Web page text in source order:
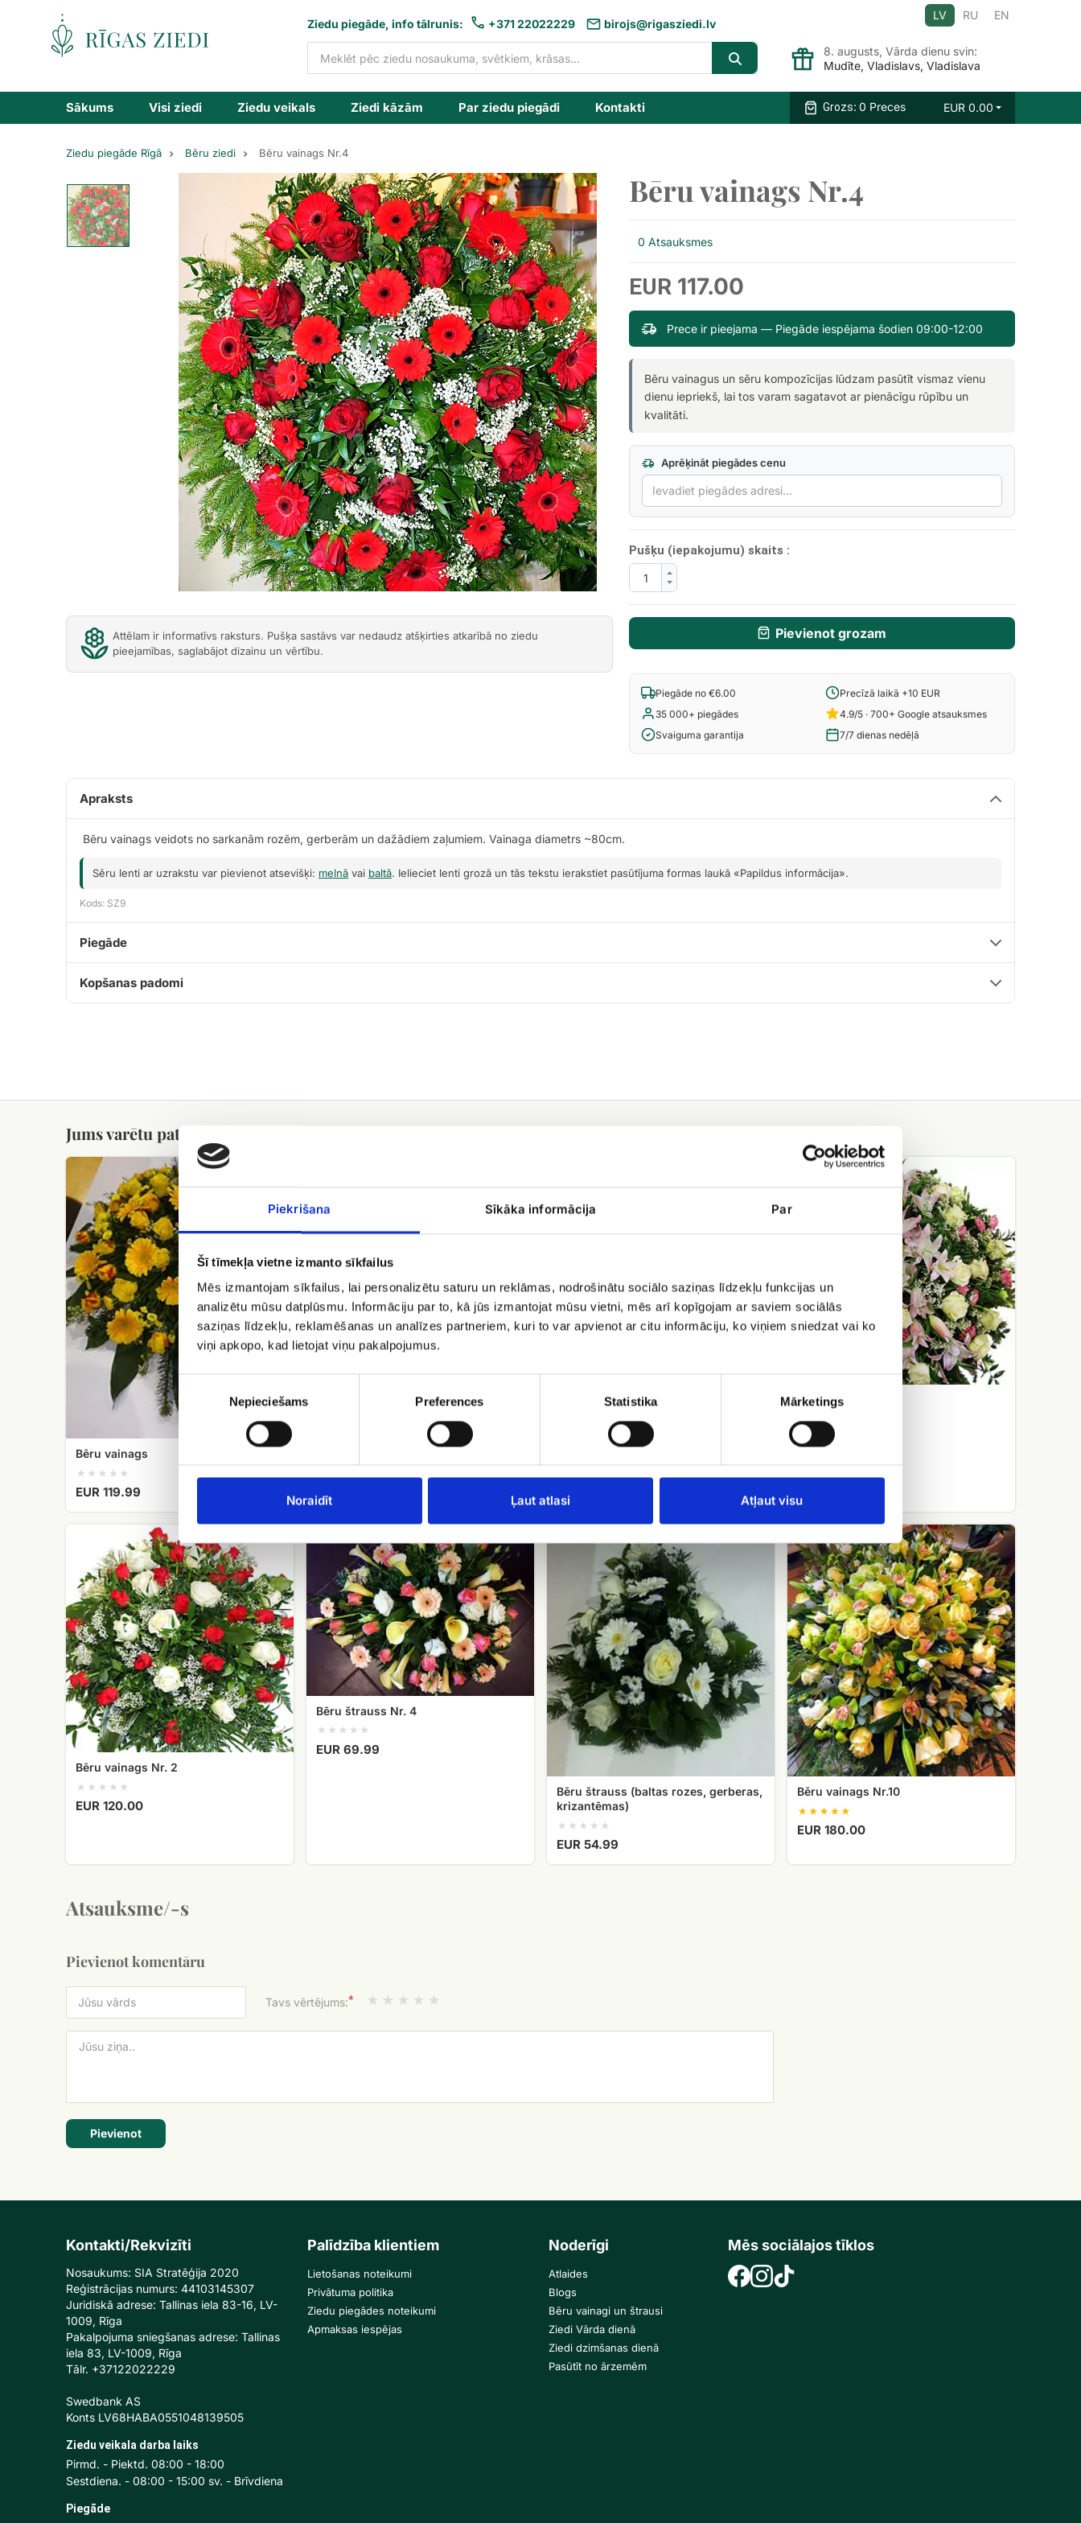
Piekrišana Sīkāka informācija Par
Šī tīmekļa vietne izmanto sīkfailus
Mēs izmantojam sīkfailus, lai personalizētu saturu un reklāmas, nodrošinātu sociālo saziņas līdzekļu funkcijas un
analizētu mūsu datplūsmu. Informāciju par to, kā jūs izmantojat mūsu vietni, mēs arī kopīgojam ar saviem sociālās
saziņas līdzekļu, reklamēšanas un analīzes partneriem, kuri to var apvienot ar citu informāciju, ko viņiem sniedzat vai ko
viņi apkopo, kad lietojat viņu pakalpojumus.
Nepieciešams Preferences Statistika Mārketings
Noraidīt Ļaut atlasi Atļaut visu
Ziedu
piegāde
Ziedu piegāde, info tālrunis: +371 22022229 birojs@rigasziedi.lv
LV RU EN
8. augusts, Vārda dienu svin:
Mudīte, Vladislavs, Vladislava
Sākums Visi ziedi Ziedu veikals Ziedi kāzām Par ziedu piegādi Kontakti Grozs: 0 Preces EUR 0.00
Ziedu piegāde Rīgā Bēru ziedi Bēru vainags Nr.4
Attēlam ir informatīvs raksturs. Pušķa sastāvs var nedaudz atšķirties atkarībā no ziedu
pieejamības, saglabājot dizainu un vērtību.
Bēru vainags Nr.4
0 Atsauksmes
EUR 117.00
Prece ir pieejama — Piegāde iespējama šodien 09:00-12:00
Bēru vainagus un sēru kompozīcijas lūdzam pasūtīt vismaz vienu
dienu iepriekš, lai tos varam sagatavot ar pienācīgu rūpību un
kvalitāti.
Aprēķināt piegādes cenu
Pušķu (iepakojumu) skaits :
Pievienot grozam
Piegāde no €6.00
Precīzā laikā +10 EUR
35 000+ piegādes
4.9/5 · 700+ Google atsauksmes
Svaiguma garantija
7/7 dienas nedēļā
Apraksts
Bēru vainags veidots no sarkanām rozēm, gerberām un dažādiem zaļumiem. Vainaga diametrs ~80cm.
Sēru lenti ar uzrakstu var pievienot atsevišķi: melnā vai baltā. Ielieciet lenti grozā un tās tekstu ierakstiet pasūtījuma formas laukā «Papildus informācija».
Kods: SZ9
Piegāde
Kopšanas padomi
Jums varētu patikt
Bēru
vainags
Bēru vainags
EUR 119.99
9
Bēru štrauss Nr. 9
Bēru vainags Nr.6
EUR 110.00
Bēru
Bēru vainags Nr.3
EUR 120.00
Bēru
Bēru vainags Nr. 2
EUR 120.00
štrauss
Bēru štrauss Nr. 4
EUR 69.99
štrauss
gerberas,
krizantēmas)
Bēru štrauss (baltas rozes, gerberas,
krizantēmas)
EUR 54.99
vainags
Nr.10
Bēru vainags Nr.10
EUR 180.00
Atsauksme/-s
Pievienot komentāru
Tavs vērtējums:*
Pievienot
Kontakti/Rekvizīti
Nosaukums: SIA Stratēģija 2020
Reģistrācijas numurs: 44103145307
Juridiskā adrese: Tallinas iela 83-16, LV-
1009, Rīga
Pakalpojuma sniegšanas adrese: Tallinas
iela 83, LV-1009, Rīga
Tālr. +37122022229
Swedbank AS
Konts LV68HABA0551048139505
Ziedu veikala darba laiks
Pirmd. - Piektd. 08:00 - 18:00
Sestdiena. - 08:00 - 15:00 sv. - Brīvdiena
Piegāde
Palīdzība klientiem
Lietošanas noteikumi
Privātuma politika
Ziedu piegādes noteikumi
Apmaksas iespējas
Noderīgi
Atlaides
Blogs
Bēru vainagi un štrausi
Ziedi Vārda dienā
Ziedi dzimšanas dienā
Pasūtīt no ārzemēm
Mēs sociālajos tīklos